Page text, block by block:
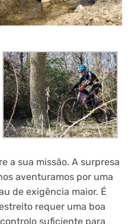
a sua missão. A surpresa
aventuramos por uma
de exigência maior. É
requer uma boa
suficiente para